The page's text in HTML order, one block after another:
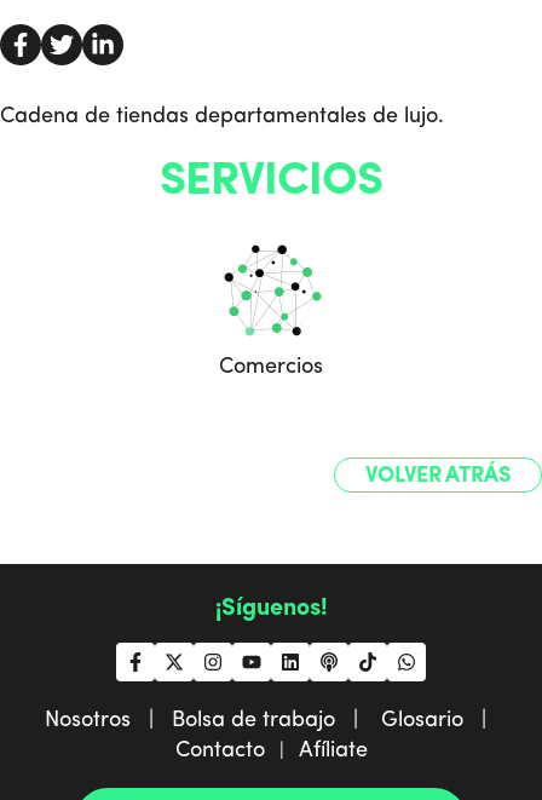
Cadena de tiendas departamentales de lujo.
SERVICIOS
Comercios
VOLVER ATRÁS
¡Síguenos!
Nosotros | Bolsa de trabajo |
Glosario |
Contacto| Afíliate